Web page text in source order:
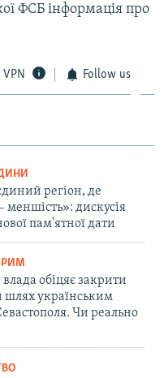
ФСБ інформація про
Follow us
регіон, де
меншість»: дискусія
пам'ятної дати
влада обіцяє закрити
шлях українським
Чи реально